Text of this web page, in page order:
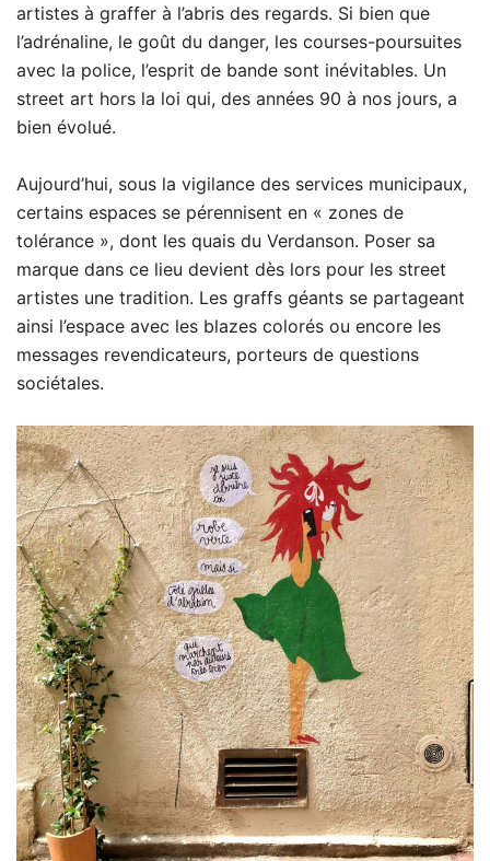
artistes à graffer à l’abris des regards. Si bien que
l’adrénaline, le goût du danger, les courses-poursuites
avec la police, l’esprit de bande sont inévitables. Un
street art hors la loi qui, des années 90 à nos jours, a
bien évolué.
Aujourd’hui, sous la vigilance des services municipaux,
certains espaces se pérennisent en « zones de
tolérance », dont les quais du Verdanson. Poser sa
marque dans ce lieu devient dès lors pour les street
artistes une tradition. Les graffs géants se partageant
ainsi l’espace avec les blazes colorés ou encore les
messages revendicateurs, porteurs de questions
sociétales.